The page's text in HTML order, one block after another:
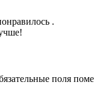
.
поля